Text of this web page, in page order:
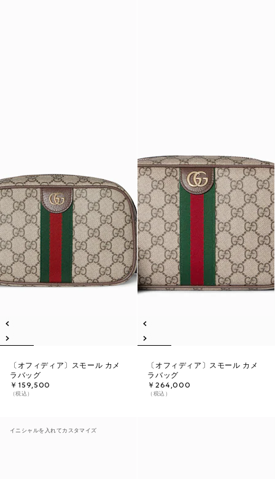
〔オフィディア〕スモール カメ
ラバッグ
￥159,500
（税込）
〔オフィディア〕スモール カメ
ラバッグ
￥264,000
（税込）
イニシャルを入れてカスタマイズ